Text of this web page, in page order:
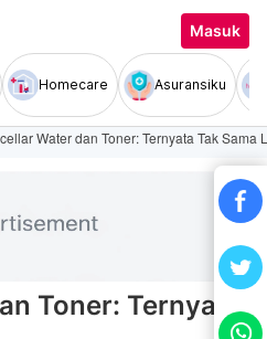
Masuk
Homecare Asuransiku
Water dan Toner: Ternyata Tak Sama
Toner: Ternyata